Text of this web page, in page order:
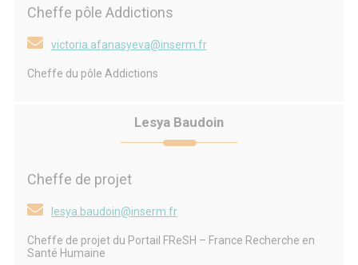
Cheffe pôle Addictions
victoria.afanasyeva@inserm.fr
Cheffe du pôle Addictions
Lesya Baudoin
Cheffe de projet
lesya.baudoin@inserm.fr
Cheffe de projet du Portail FReSH – France Recherche en
Santé Humaine